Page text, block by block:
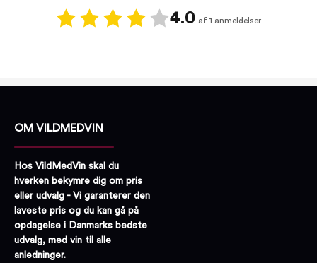
4.0 af 1 anmeldelser
OM VILDMEDVIN
Hos VildMedVin skal du
hverken bekymre dig om pris
eller udvalg - Vi garanterer den
laveste pris og du kan gå på
opdagelse i Danmarks bedste
udvalg, med vin til alle
anledninger.